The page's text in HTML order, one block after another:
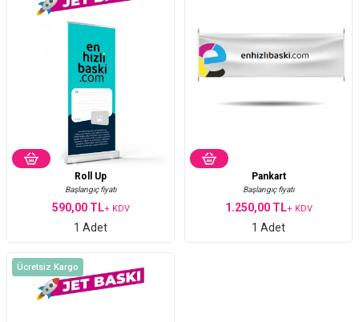
Roll Up
Başlangıç fiyatı
590,00 TL+ KDV
1 Adet
Pankart
Başlangıç fiyatı
1.250,00 TL+ KDV
1 Adet
Ücretsiz Kargo